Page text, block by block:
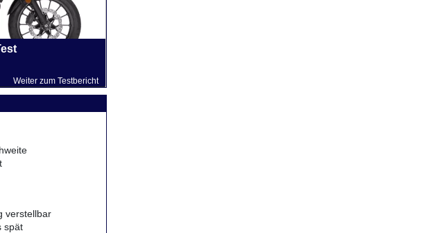
Weiter zum Testbericht
verstellbar
spät